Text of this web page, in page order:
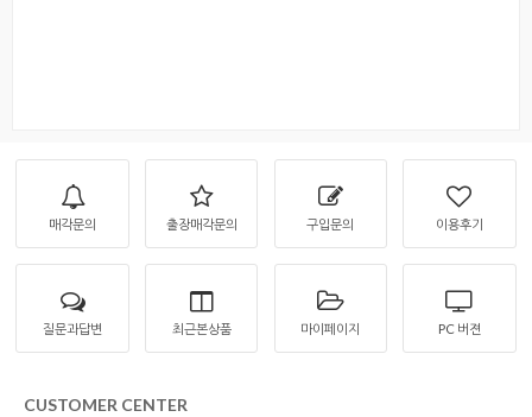
매각문의 출장매각문의 구입문의 이용후기
질문과답변 최근본상품 마이페이지 PC 버젼
CUSTOMER CENTER